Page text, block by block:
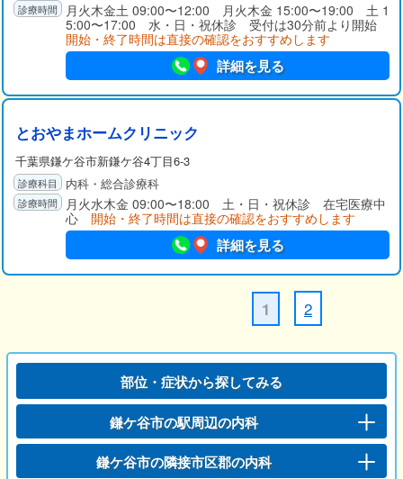
月火木金土 09:00〜12:00 月火木金 15:00〜19:00 土 1
5:00〜17:00 水・日・祝休診 受付は30分前より開始
開始・終了時間は直接の確認をおすすめします
詳細を見る
とおやまホームクリニック
千葉県鎌ケ谷市新鎌ケ谷4丁目6-3
内科・総合診療科
月火水木金 09:00〜18:00 土・日・祝休診 在宅医療中
心 開始・終了時間は直接の確認をおすすめします
詳細を見る
1 2
部位・症状から探してみる
鎌ケ谷市の駅周辺の内科
鎌ケ谷市の隣接市区郡の内科